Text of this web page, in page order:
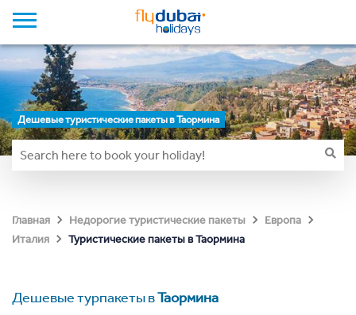
Дешевые туристические пакеты в Таормина
Главная Недорогие туристические пакеты
Европа
Италия
Туристические пакеты в Таормина
Дешевые турпакеты вТаормина